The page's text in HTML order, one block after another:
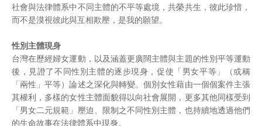
社會與法律體系中不同主體的不平等處境，共榮共生，彼此珍惜，
而不是漠視彼此與互相欺壓，是我的願望。
性別主體現身
台灣在歷經婦女運動，以及涵蓋更廣闊主體與主題的性別平等運動
後，見證了不同性別主體的逐步現身，促使「男女平等」（或稱
「兩性」平等）論述之深化與轉變。個別女性藉由一個個案件主張
其權利，多樣的女性主體面貌得以向社會展開，更多其他同樣受到
「男女二元規範」壓迫、限制之不同性別主體，也持續地透過他們
的生命故事在法律體系中現身。